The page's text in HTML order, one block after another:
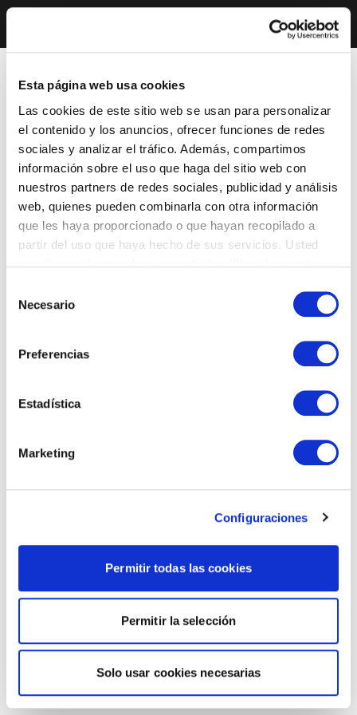
Esta página web usa cookies
Las cookies de este sitio web se usan para personalizar
el contenido y los anuncios, ofrecer funciones de redes
sociales y analizar el tráfico. Además, compartimos
información sobre el uso que haga del sitio web con
nuestros partners de redes sociales, publicidad y análisis
web, quienes pueden combinarla con otra información
que les haya proporcionado o que hayan recopilado a
partir del uso que haya hecho de sus servicios. Usted
Necesario
Preferencias
Estadística
Marketing
Configuraciones
Permitir todas las cookies
Permitir la selección
Solo usar cookies necesarias